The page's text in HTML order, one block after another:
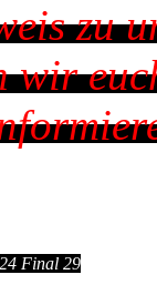
zu
wir
Final 29